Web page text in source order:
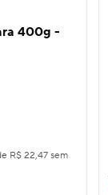
400g -
R$ 22,47 sem